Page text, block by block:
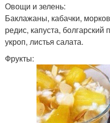
Овощи и зелень:
Баклажаны, кабачки,
редис, капуста,
укроп, листья салата.
Фрукты: